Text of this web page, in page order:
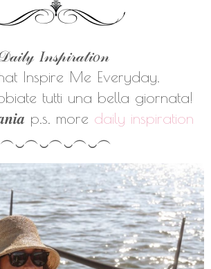
𝒟𝒶𝒾𝓁𝓎 𝐼𝓃𝓈𝓅𝒾𝓇𝒶𝓉𝒾𝑜𝓃
Inspire Me Everyday.
tutti una bella giornata!
p.s. more daily inspiration
︵‿︵‿︵‿︵‿︵